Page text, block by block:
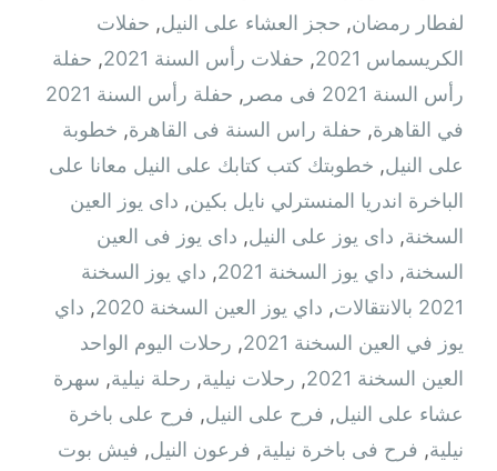
لفطار رمضان, حجز العشاء على النيل, حفلات
الكريسماس 2021
, حفلات رأس السنة 2021 , حفلة
رأس السنة 2021 فى مصر
,
حفلة رأس السنة 2021
في القاهرة, حفلة راس السنة فى القاهرة, خطوبة
على النيل, خطوبتك كتب كتابك على النيل معانا على
الباخرة اندريا المنسترلي نايل بكين, داى يوز العين
السخنة, داى يوز على النيل, داى يوز فى العين
السخنة, داي يوز السخنة 2021 , داي يوز السخنة
2021 بالانتقالات
, داي يوز العين السخنة 2020 , داي
يوز في العين السخنة 2021
, رحلات اليوم الواحد
العين السخنة 2021
, رحلات نيلية, رحلة نيلية, سهرة
عشاء على النيل, فرح على النيل, فرح على باخرة
نيلية, فرح فى باخرة نيلية, فرعون النيل, فيش بوت